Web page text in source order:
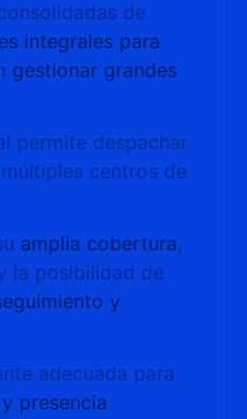
de
integrales para
gestionar grandes
permite despachar
centros de
amplia cobertura,
la posibilidad de
y
adecuada para
presencia